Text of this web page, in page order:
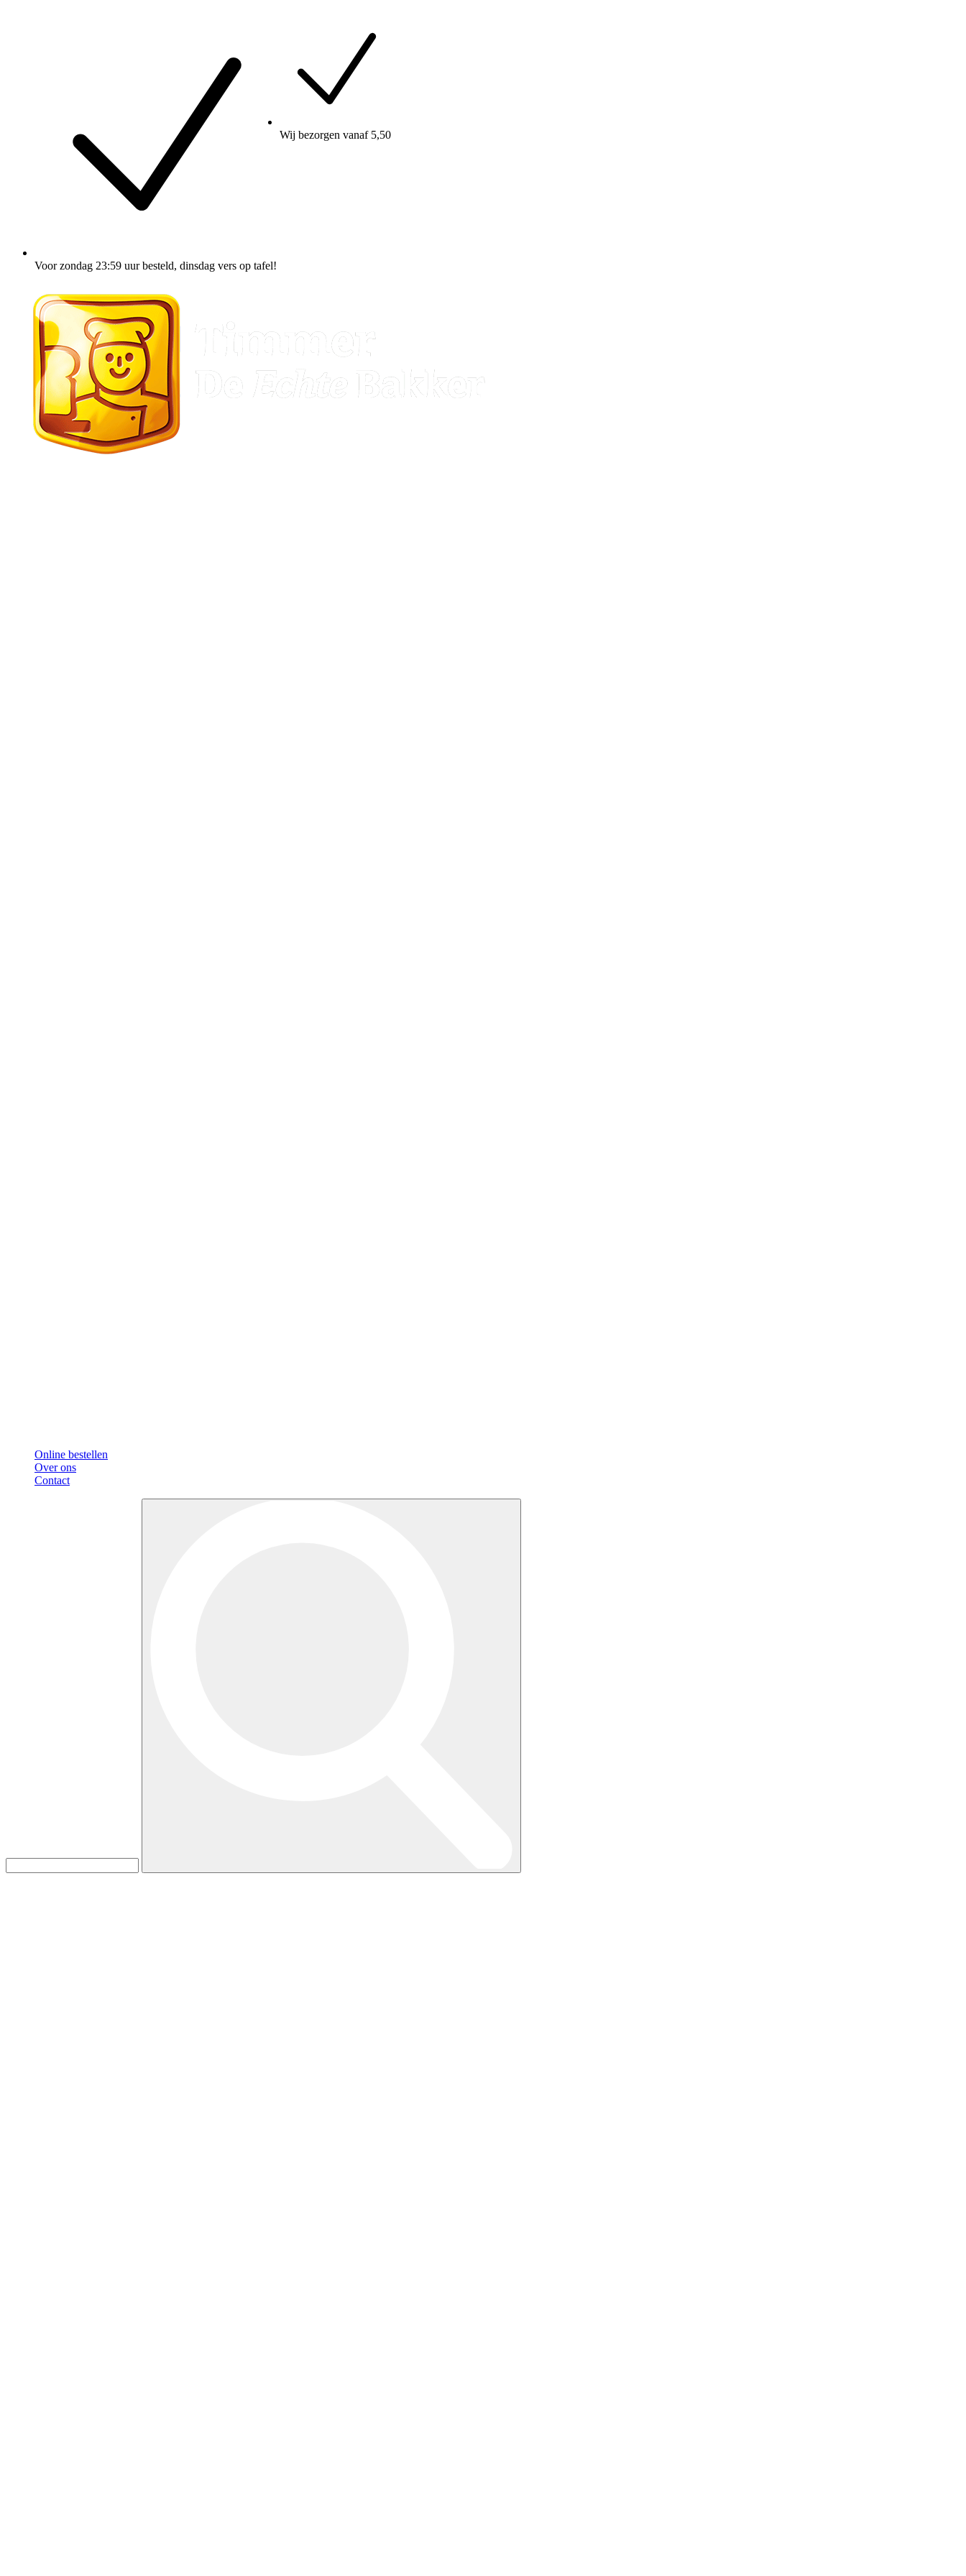
Voor zondag 23:59 uur besteld, dinsdag vers op tafel!
Wij bezorgen vanaf 5,50
Online bestellen
Over ons
Contact